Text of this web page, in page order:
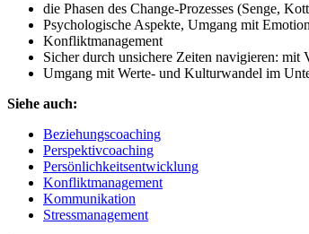
die Phasen des Change-Prozesses (Senge,
Psychologische Aspekte, Umgang mit
Konfliktmanagement
Sicher durch unsichere Zeiten navigieren:
Umgang mit Werte- und Kulturwandel im
Siehe auch:
Beziehungscoaching
Perspektivcoaching
Persönlichkeitsentwicklung
Konfliktmanagement
Kommunikation
Stressmanagement